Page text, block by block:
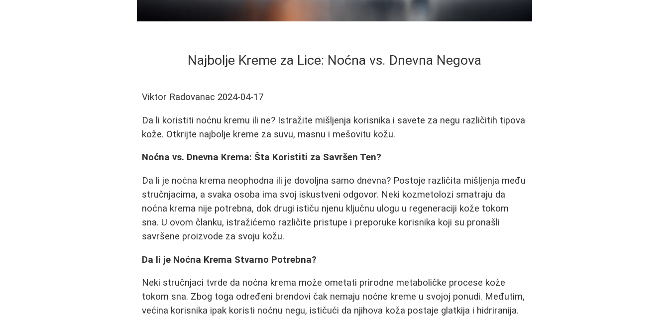
Najbolje Kreme za Lice: Noćna vs. Dnevna Negova
Viktor Radovanac 2024-04-17
Da li koristiti noćnu kremu ili ne? Istražite mišljenja korisnika i savete za negu različitih tipova
kože. Otkrijte najbolje kreme za suvu, masnu i mešovitu kožu.
Noćna vs. Dnevna Krema: Šta Koristiti za Savršen Ten?
Da li je noćna krema neophodna ili je dovoljna samo dnevna? Postoje različita mišljenja među
stručnjacima, a svaka osoba ima svoj iskustveni odgovor. Neki kozmetolozi smatraju da
noćna krema nije potrebna, dok drugi ističu njenu ključnu ulogu u regeneraciji kože tokom
sna. U ovom članku, istražićemo različite pristupe i preporuke korisnika koji su pronašli
savršene proizvode za svoju kožu.
Da li je Noćna Krema Stvarno Potrebna?
Neki stručnjaci tvrde da noćna krema može ometati prirodne metaboličke procese kože
tokom sna. Zbog toga određeni brendovi čak nemaju noćne kreme u svojoj ponudi. Međutim,
većina korisnika ipak koristi noćnu negu, ističući da njihova koža postaje glatkija i hidriranija.